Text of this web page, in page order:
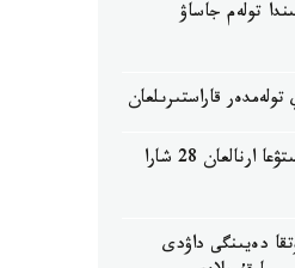
تولەم جاساۋ
تولەمدەر قاراستىرىلعان
جەڭىل ونەركاسىپتى دامىتۋعا ارنالعان 28 شارا
دەيىنگى داۋدى